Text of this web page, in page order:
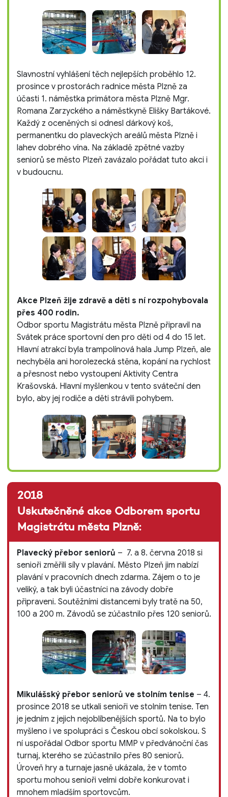
Slavnostní vyhlášení těch nejlepších proběhlo 12.
prosince v prostorách radnice města Plzně za
účasti 1. náměstka primátora města Plzně Mgr.
Romana Zarzyckého a náměstkyně Elišky Bartákové.
Každý z oceněných si odnesl dárkový koš,
permanentku do plaveckých areálů města Plzně i
lahev dobrého vína. Na základě zpětné vazby
seniorů se město Plzeň zavázalo pořádat tuto akci i
v budoucnu.
Akce Plzeň žije zdravě a děti s ní rozpohybovala
přes 400 rodin.
Odbor sportu Magistrátu města Plzně připravil na
Svátek práce sportovní den pro děti od 4 do 15 let.
Hlavní atrakcí byla trampolínová hala Jump Plzeň, ale
nechyběla ani horolezecká stěna, kopání na rychlost
a přesnost nebo vystoupení Aktivity Centra
Krašovská. Hlavní myšlenkou v tento sváteční den
bylo, aby jej rodiče a děti strávili pohybem.
2018
Uskutečněné akce Odborem sportu
Magistrátu města Plzně:
Plavecký přebor seniorů – 7. a 8. června 2018 si
senioři změřili síly v plavání. Město Plzeň jim nabízí
plavání v pracovních dnech zdarma. Zájem o to je
veliký, a tak byli účastníci na závody dobře
připraveni. Soutěžními distancemi byly tratě na 50,
100 a 200 m. Závodů se zúčastnilo přes 120 seniorů.
Mikulášský přebor seniorů ve stolním tenise – 4.
prosince 2018 se utkali senioři ve stolním tenise. Ten
je jedním z jejich nejoblíbenějších sportů. Na to bylo
myšleno i ve spolupráci s Českou obcí sokolskou. S
ní uspořádal Odbor sportu MMP v předvánoční čas
turnaj, kterého se zúčastnilo přes 80 seniorů.
Úroveň hry a turnaje jasně ukázala, že v tomto
sportu mohou senioři velmi dobře konkurovat i
mnohem mladším sportovcům.